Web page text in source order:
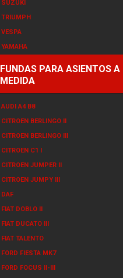
SUZUKI
TRIUMPH
VESPA
YAMAHA
FUNDAS PARA ASIENTOS A
MEDIDA
AUDI A4 B8
CITROEN BERLINGO II
CITROEN BERLINGO III
CITROEN C1 I
CITROEN JUMPER II
CITROEN JUMPY III
DAF
FIAT DOBLO II
FIAT DUCATO III
FIAT TALENTO
FORD FIESTA MK7
FORD FOCUS II-III